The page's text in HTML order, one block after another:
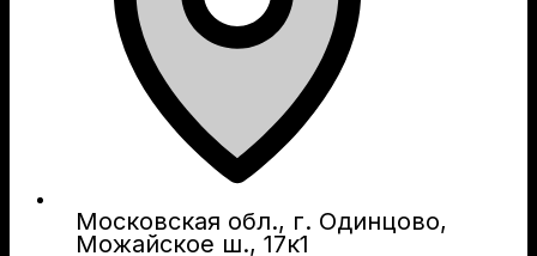
Московская обл., г. Одинцово,
Можайское ш., 17к1